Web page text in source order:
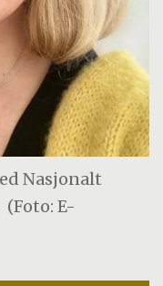
Nasjonalt
(Foto: E-